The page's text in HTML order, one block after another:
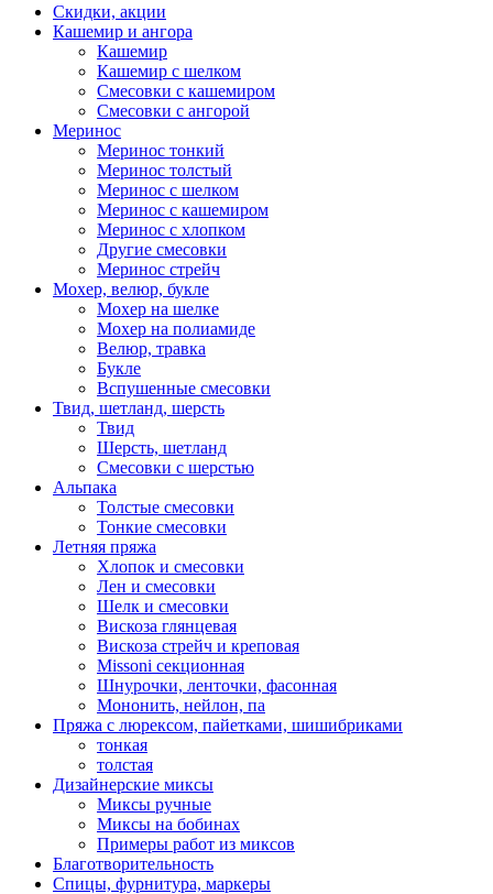
Скидки, акции
Кашемир и ангора
Кашемир
Кашемир с шелком
Смесовки с кашемиром
Смесовки с ангорой
Меринос
Меринос тонкий
Меринос толстый
Меринос с шелком
Меринос с кашемиром
Меринос с хлопком
Другие смесовки
Меринос стрейч
Мохер, велюр, букле
Мохер на шелке
Мохер на полиамиде
Велюр, травка
Букле
Вспушенные смесовки
Твид, шетланд, шерсть
Твид
Шерсть, шетланд
Смесовки с шерстью
Альпака
Толстые смесовки
Тонкие смесовки
Летняя пряжа
Хлопок и смесовки
Лен и смесовки
Шелк и смесовки
Вискоза глянцевая
Вискоза стрейч и креповая
Missoni секционная
Шнурочки, ленточки, фасонная
Мононить, нейлон, па
Пряжа с люрексом, пайетками, шишибриками
тонкая
толстая
Дизайнерские миксы
Миксы ручные
Миксы на бобинах
Примеры работ из миксов
Благотворительность
Спицы, фурнитура, маркеры